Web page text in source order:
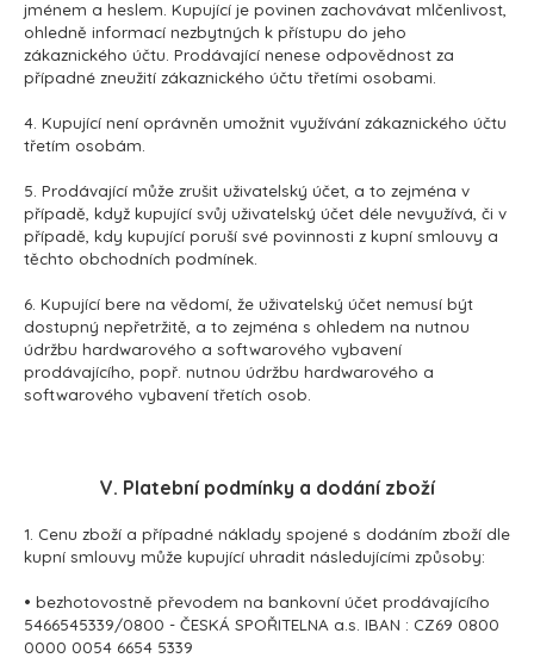
jménem a heslem. Kupující je povinen zachovávat mlčenlivost,
ohledně informací nezbytných k přístupu do jeho
zákaznického účtu. Prodávající nenese odpovědnost za
případné zneužití zákaznického účtu třetími osobami.
4. Kupující není oprávněn umožnit využívání zákaznického účtu
třetím osobám.
5. Prodávající může zrušit uživatelský účet, a to zejména v
případě, když kupující svůj uživatelský účet déle nevyužívá, či v
případě, kdy kupující poruší své povinnosti z kupní smlouvy a
těchto obchodních podmínek.
6. Kupující bere na vědomí, že uživatelský účet nemusí být
dostupný nepřetržitě, a to zejména s ohledem na nutnou
údržbu hardwarového a softwarového vybavení
prodávajícího, popř. nutnou údržbu hardwarového a
softwarového vybavení třetích osob.
V. Platební podmínky a dodání zboží
1. Cenu zboží a případné náklady spojené s dodáním zboží dle
kupní smlouvy může kupující uhradit následujícími způsoby:
• bezhotovostně převodem na bankovní účet prodávajícího
5466545339/0800 - ČESKÁ SPOŘITELNA a.s. IBAN : CZ69 0800
0000 0054 6654 5339